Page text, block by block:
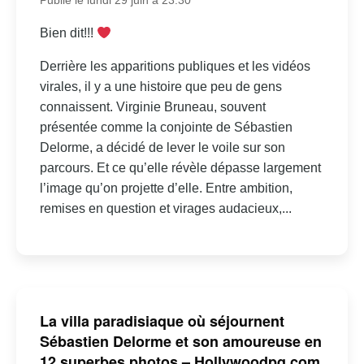
Bien dit!!!
Derrière les apparitions publiques et les vidéos
virales, il y a une histoire que peu de gens
connaissent. Virginie Bruneau, souvent
présentée comme la conjointe de Sébastien
Delorme, a décidé de lever le voile sur son
parcours. Et ce qu’elle révèle dépasse largement
l’image qu’on projette d’elle. Entre ambition,
remises en question et virages audacieux,...
La villa paradisiaque où séjournent
Sébastien Delorme et son amoureuse en